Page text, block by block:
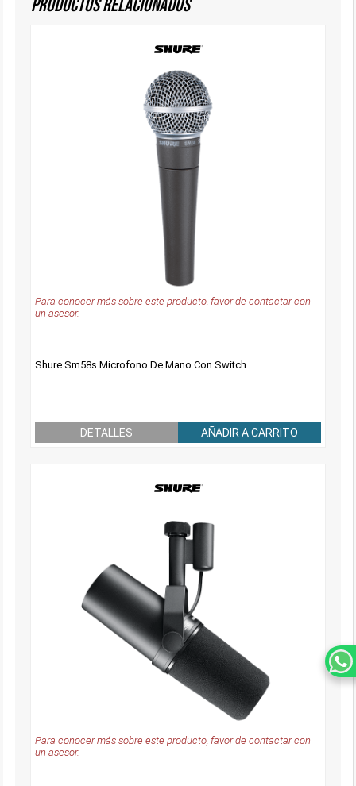
Productos Relacionados
Para conocer más sobre este producto, favor de contactar con
un asesor.
Shure Sm58s Microfono De Mano Con Switch
DETALLES AÑADIR A CARRITO
Para conocer más sobre este producto, favor de contactar con
un asesor.